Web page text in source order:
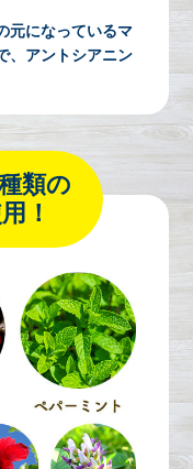
元になっているマ
、アントシアニン
類の
！